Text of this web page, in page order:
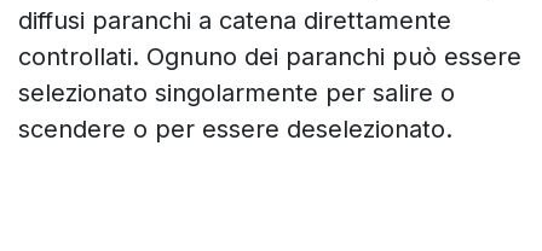
diffusi paranchi a catena direttamente
controllati. Ognuno dei paranchi può essere
selezionato singolarmente per salire o
scendere o per essere deselezionato.